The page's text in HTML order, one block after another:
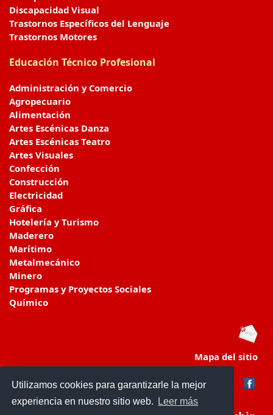
Utilizamos cookies para garantizarle la mejor
experiencia en nuestro sitio web.
Leer más
Discapacidad Visual
Trastornos Específicos del Lenguaje
Trastornos Motores
Educación Técnico Profesional
Administración y Comercio
Agropecuario
Alimentación
Artes Escénicas Danza
Artes Escénicas Teatro
Artes Visuales
Confección
Construcción
Electricidad
Gráfica
Hotelería y Turismo
Maderero
Marítimo
Metalmecánico
Minero
Programas y Proyectos Sociales
Químico
Mapa del sitio